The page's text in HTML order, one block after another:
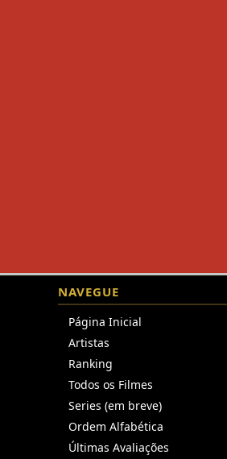
NAVEGUE
Página Inicial
Artistas
Ranking
Todos os Filmes
Series (em breve)
Ordem Alfabética
Últimas Avaliações